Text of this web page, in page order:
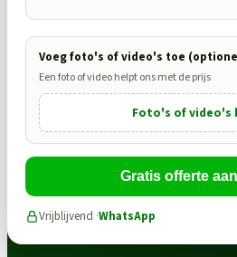
Voeg foto's of video's toe
Een foto of video helpt ons met de prijs
Foto's of video's
Gratis offerte
Vrijblijvend ·WhatsApp